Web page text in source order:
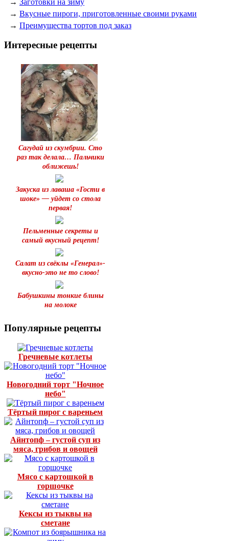
→ Вкусные пироги, приготовленные своими руками
→ Преимущества тортов под заказ
Интересные рецепты
Сагудай из скумбрии. Сто
раз так делала… Пальчики
оближешь!
Закуска из лаваша «Гости в
шоке» — уйдет со стола
первая!
Пельменные секреты и
самый вкусный рецепт!
Салат из свёклы «Генерал»-
вкусно-это не то слово!
Бабушкины тонкие блины
на молоке
Популярные рецепты
Гречневые котлеты
Новогодний торт "Ночное
небо"
Тёртый пирог с вареньем
Айнтопф – густой суп из
мяса, грибов и овощей
Мясо с картошкой в
горшочке
Кексы из тыквы на
сметане